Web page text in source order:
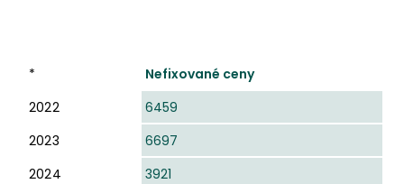
*
Nefixované ceny
2022
6459
2023
6697
2024
3921